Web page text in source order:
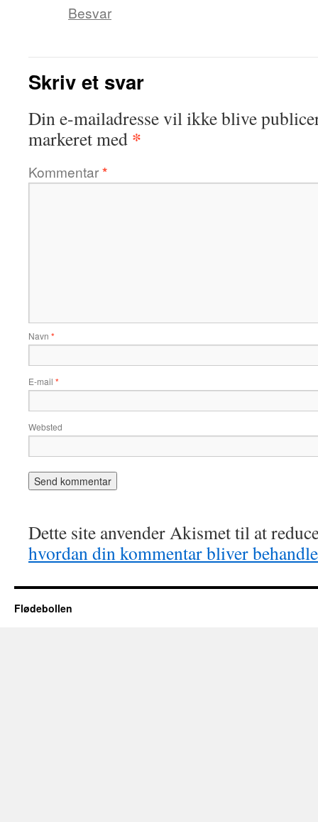
Besvar
Skriv et svar
Din e-mailadresse vil ikke blive
markeret med *
Kommentar*
Navn *
E-mail *
Websted
Dette site anvender Akismet til at
hvordan din kommentar bliver
Flødebollen